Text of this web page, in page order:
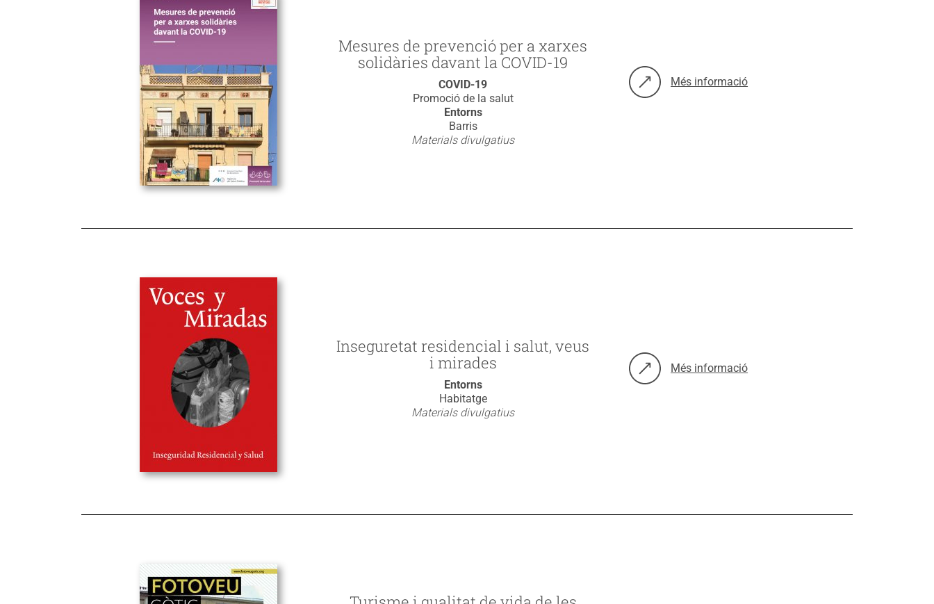
Mesures de prevenció per a xarxes
solidàries davant la COVID-19
COVID-19
Promoció de la salut
Entorns
Barris
Materials divulgatius
Més informació
sobre: Mesures de prevenció per a xarxes solidàries davant la
Inseguretat residencial i salut, veus
i mirades
Entorns
Habitatge
Materials divulgatius
Més informació
sobre: Inseguretat residencial i salut, veus i mirades